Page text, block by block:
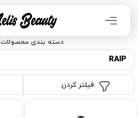
دسته بندی محصولات
RAIP
فیلتر کردن